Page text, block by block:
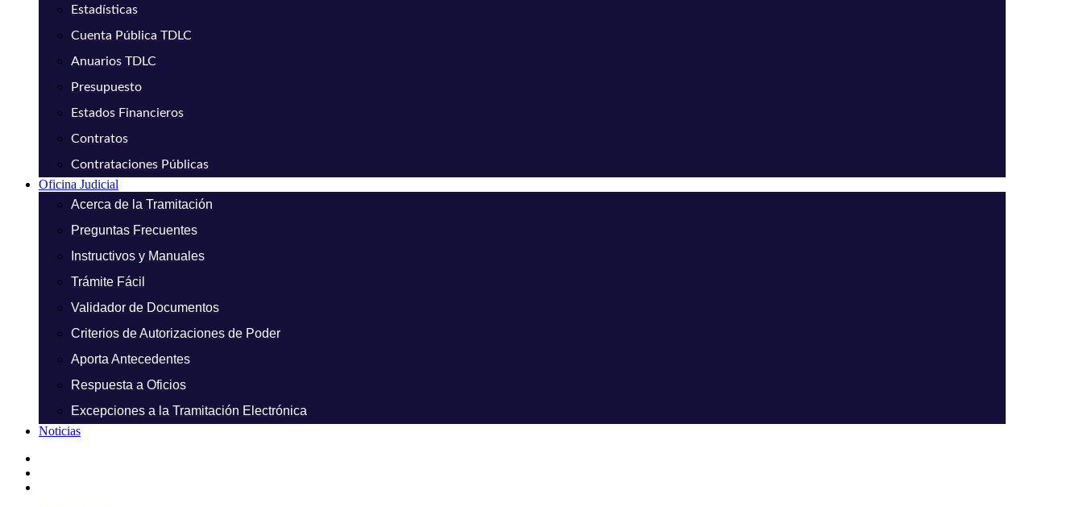
Estadísticas
Cuenta Pública TDLC
Anuarios TDLC
Presupuesto
Estados Financieros
Contratos
Contrataciones Públicas
Oficina Judicial
Acerca de la Tramitación
Preguntas Frecuentes
Instructivos y Manuales
Trámite Fácil
Validador de Documentos
Criterios de Autorizaciones de Poder
Aporta Antecedentes
Respuesta a Oficios
Excepciones a la Tramitación Electrónica
Noticias